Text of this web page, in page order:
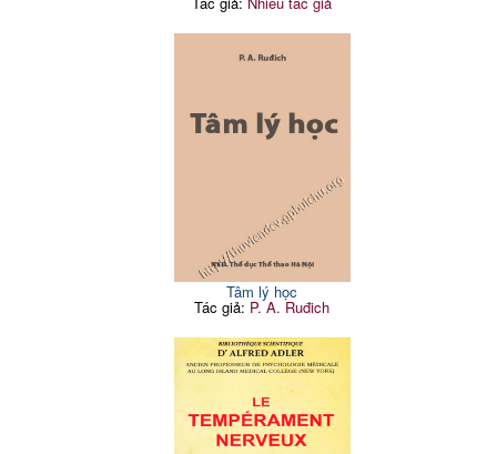
Tâm lý học
Tác giả: P. A. Ruđich